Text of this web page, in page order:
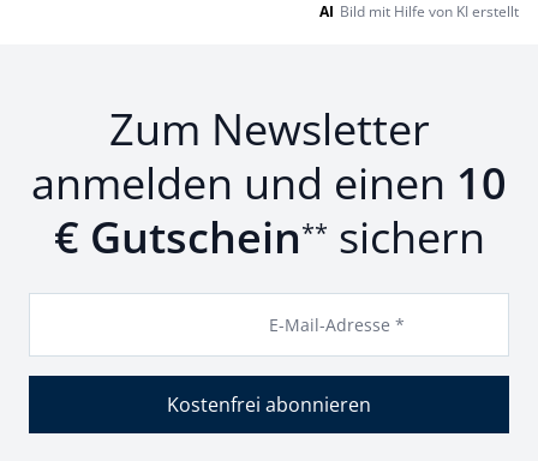
AI Bild mit Hilfe von KI erstellt
Zum Newsletter
anmelden und einen 10
€ Gutschein** sichern
E-Mail-Adresse *
Kostenfrei abonnieren